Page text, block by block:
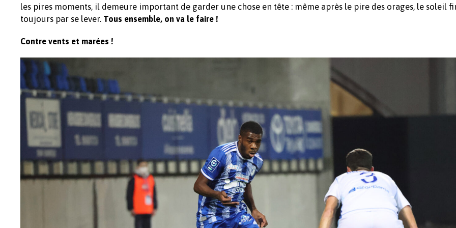
les pires moments, il demeure important de garder une chose en tête : même après le pire des orages, le soleil
toujours par se lever. Tous ensemble, on va le faire !
Contre vents et marées !